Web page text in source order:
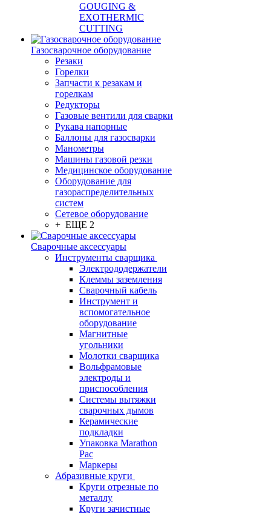
GOUGING &
EXOTHERMIC
CUTTING
Газосварочное оборудование
Резаки
Горелки
Запчасти к резакам и
горелкам
Редукторы
Газовые вентили для сварки
Рукава напорные
Баллоны для газосварки
Манометры
Машины газовой резки
Медицинское оборудование
Оборудование для
газораспределительных
систем
Сетевое оборудование
+ ЕЩЕ 2
Сварочные аксессуары
Инструменты сварщика
Электрододержатели
Клеммы заземления
Сварочный кабель
Инструмент и
вспомогательное
оборудование
Магнитные
угольники
Молотки сварщика
Вольфрамовые
электроды и
приспособления
Системы вытяжки
сварочных дымов
Керамические
подкладки
Упаковка Marathon
Pac
Маркеры
Абразивные круги
Круги отрезные по
металлу
Круги зачистные